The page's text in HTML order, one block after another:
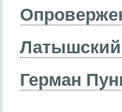
Латышский
Герман